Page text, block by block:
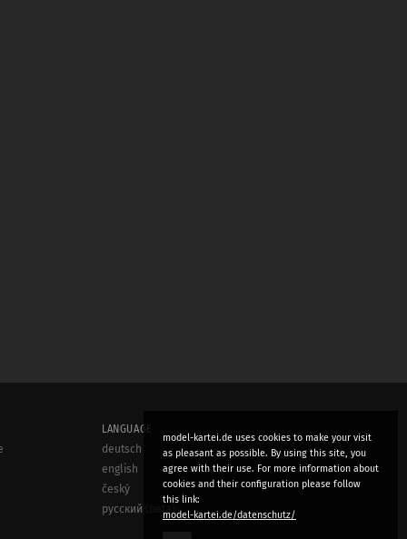
model-kartei.de uses cookies to make your visit
as pleasant as possible. By using this site, you
agree with their use. For more information about
cookies and their configuration please follow
this link:
model-kartei.de/datenschutz/
LANGUAGE
deutsch
english
český
русский (beta)